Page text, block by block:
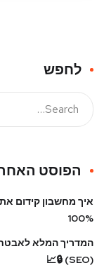
לחפש
הפוסט
איך מחשבון קידום
100%
(SEO) 🔒📈